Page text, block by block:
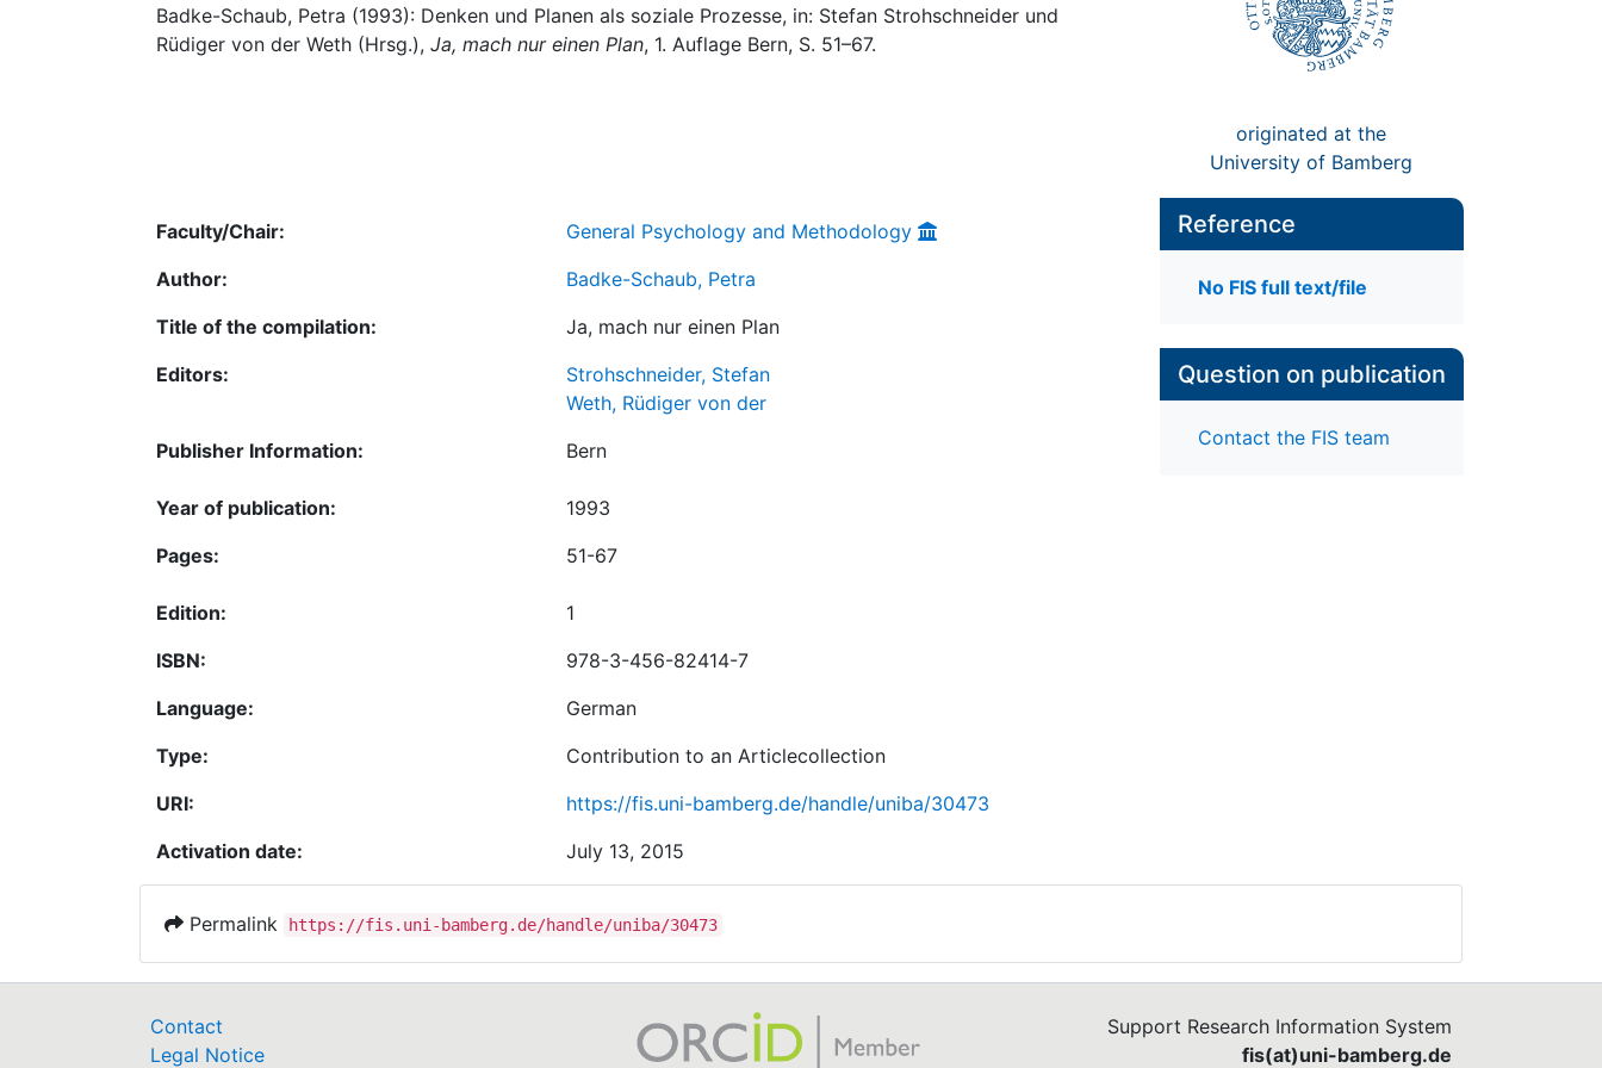
Badke-Schaub, Petra (1993): Denken und Planen als soziale Prozesse, in: Stefan Strohschneider und
Rüdiger von der Weth (Hrsg.), Ja, mach nur einen Plan, 1. Auflage Bern, S. 51–67.
originated at the
University of Bamberg
Faculty/Chair:
General Psychology and Methodology
Author:
Badke-Schaub, Petra
Title of the compilation:
Ja, mach nur einen Plan
Editors:
Strohschneider, Stefan
Weth, Rüdiger von der
Publisher Information:
Bern
Year of publication:
1993
Pages:
51-67
Edition:
1
ISBN:
978-3-456-82414-7
Language:
German
Type:
Contribution to an Articlecollection
URI:
https://fis.uni-bamberg.de/handle/uniba/30473
Activation date:
July 13, 2015
Reference
No FIS full text/file
Question on publication
Contact the FIS team
Permalink https://fis.uni-bamberg.de/handle/uniba/30473
Contact
Legal Notice
Support Research Information System
fis(at)uni-bamberg.de